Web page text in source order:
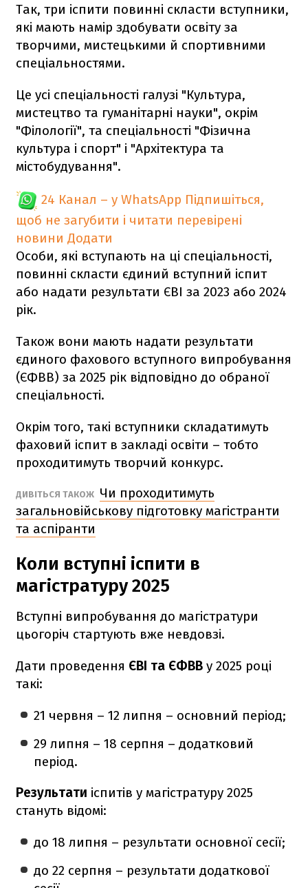
Так, три іспити повинні скласти вступники,
які мають намір здобувати освіту за
творчими, мистецькими й спортивними
спеціальностями.
Це усі спеціальності галузі "Культура,
мистецтво та гуманітарні науки", окрім
"Філології", та спеціальності "Фізична
культура і спорт" і "Архітектура та
містобудування".
24 Канал – у WhatsApp Підпишіться,
щоб не загубити і читати перевірені
новини Додати
Особи, які вступають на ці спеціальності,
повинні скласти єдиний вступний іспит
або надати результати ЄВІ за 2023 або 2024
рік.
Також вони мають надати результати
єдиного фахового вступного випробування
(ЄФВВ) за 2025 рік відповідно до обраної
спеціальності.
Окрім того, такі вступники складатимуть
фаховий іспит в закладі освіти – тобто
проходитимуть творчий конкурс.
ДИВІТЬСЯ ТАКОЖ Чи проходитимуть
загальновійськову підготовку магістранти
та аспіранти
Коли вступні іспити в
магістратуру 2025
Вступні випробування до магістратури
цьогоріч стартують вже невдовзі.
Дати проведення ЄВІ та ЄФВВ у 2025 році
такі:
21 червня – 12 липня – основний період;
29 липня – 18 серпня – додатковий
період.
Результати іспитів у магістратуру 2025
стануть відомі:
до 18 липня – результати основної сесії;
до 22 серпня – результати додаткової